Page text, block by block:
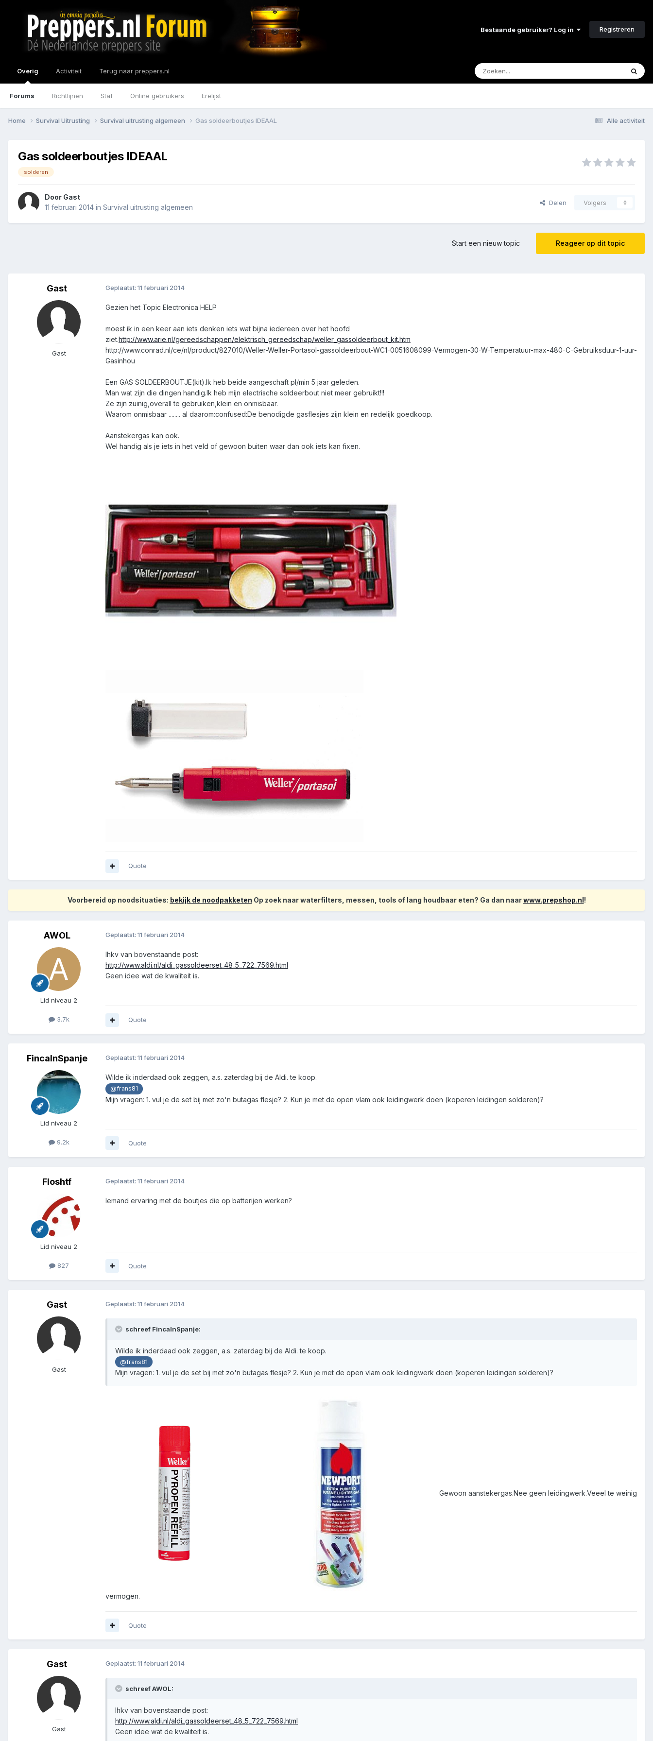
Bestaande gebruiker? Log in Registreren
Overig
Forums Richtlijnen Staf Online gebruikers Erelijst
Activiteit Terug naar preppers.nl
Alle activiteit
Home Survival Uitrusting Survival uitrusting algemeen Gas soldeerboutjes IDEAAL
Gas soldeerboutjes IDEAAL
solderen
Door Gast
11 februari 2014 in Survival uitrusting algemeen
Delen Volgers 0
Reageer op dit topic
Start een nieuw topic
Gast
Gast
Geplaatst: 11 februari 2014
Gezien het Topic Electronica HELP
moest ik in een keer aan iets denken iets wat bijna iedereen over het hoofd
ziet.http://www.arie.nl/gereedschappen/elektrisch_gereedschap/weller_gassoldeerbout_kit.htm
http://www.conrad.nl/ce/nl/product/827010/Weller-Weller-Portasol-gassoldeerbout-WC1-0051608099-Vermogen-30-W-Temperatuur-max-480-C-Gebruiksduur-1-uur-
Gasinhou
Een GAS SOLDEERBOUTJE(kit).Ik heb beide aangeschaft pl/min 5 jaar geleden.
Man wat zijn die dingen handig.Ik heb mijn electrische soldeerbout niet meer gebruikt!!!
Ze zijn zuinig,overall te gebruiken,klein en onmisbaar.
Waarom onmisbaar ........ al daarom:confused:De benodigde gasflesjes zijn klein en redelijk goedkoop.
Aanstekergas kan ook.
Wel handig als je iets in het veld of gewoon buiten waar dan ook iets kan fixen.
Quote
Voorbereid op noodsituaties: bekijk de noodpakketen Op zoek naar waterfilters, messen, tools of lang houdbaar eten? Ga dan naarwww.prepshop.nl!
AWOL
Lid niveau 2
3.7k
Geplaatst: 11 februari 2014
Ihkv van bovenstaande post:
http://www.aldi.nl/aldi_gassoldeerset_48_5_722_7569.html
Geen idee wat de kwaliteit is.
Quote
FincaInSpanje
Lid niveau 2
9.2k
Geplaatst: 11 februari 2014
Wilde ik inderdaad ook zeggen, a.s. zaterdag bij de Aldi. te koop.
@frans81
Mijn vragen: 1. vul je de set bij met zo'n butagas flesje? 2. Kun je met de open vlam ook leidingwerk doen (koperen leidingen solderen)?
Quote
Floshtf
Lid niveau 2
827
Geplaatst: 11 februari 2014
Iemand ervaring met de boutjes die op batterijen werken?
Quote
Gast
Gast
Geplaatst: 11 februari 2014
schreef FincaInSpanje:
Wilde ik inderdaad ook zeggen, a.s. zaterdag bij de Aldi. te koop.
@frans81
Mijn vragen: 1. vul je de set bij met zo'n butagas flesje? 2. Kun je met de open vlam ook leidingwerk doen (koperen leidingen solderen)?
Gewoon aanstekergas.Nee geen leidingwerk.Veeel te weinig
vermogen.
Quote
Gast
Gast
Geplaatst: 11 februari 2014
schreef AWOL:
Ihkv van bovenstaande post:
http://www.aldi.nl/aldi_gassoldeerset_48_5_722_7569.html
Geen idee wat de kwaliteit is.